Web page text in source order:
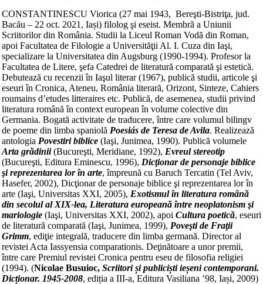
CONSTANTINESCU Viorica (27 mai 1943, Bereşti-Bistriţa, jud.
Bacău – 22 oct. 2021, Iași) filolog şi eseist. Membră a Uniunii
Scriitorilor din România. Studii la Liceul Roman Vodă din Roman,
apoi Facultatea de Filologie a Universităţii Al. I. Cuza din Iaşi,
specializare la Universitatea din Augsburg (1990-1994). Profesor la
Facultatea de Litere, şefa Catedrei de literatură comparată şi estetică.
Debutează cu recenzii în Iaşul literar (1967), publică studii, articole şi
eseuri în Cronica, Ateneu, România literară, Orizont, Sinteze, Cahiers
roumains d’etudes litteraires etc. Publică, de asemenea, studii privind
literatura română în context european în volume colective din
Germania. Bogată activitate de traducere, între care volumul bilingv
de poeme din limba spaniolă Poesiás de Teresa de Avila. Realizează
antologia Povestiri biblice (Iaşi, Junimea, 1990). Publică volumele
Arta grădinii(Bucureşti, Meridiane, 1992), Evreul stereotip
(Bucureşti, Editura Eminescu, 1996), Dicţionar de personaje biblice
şi reprezentarea lor în arte, împreună cu Baruch Tercatin (Tel Aviv,
Hasefer, 2002), Dicţionar de personaje biblice şi reprezentarea lor în
arte (Iaşi, Universitas XXI, 2005), Exotismul în literatura română
din secolul al XIX-lea, Literatura europeană între neoplatonism şi
mariologie (Iaşi, Universitas XXI, 2002), apoi Cultura poetică, eseuri
de literatură comparată (Iaşi, Junimea, 1999), Poveşti de Fraţii
Grimm, ediţie integrală, traducere din limba germană. Director al
revistei Acta Iassyensia comparationis. Deţinătoare a unor premii,
între care Premiul revistei Cronica pentru eseu de filosofia religiei
(1994). (Nicolae Busuioc, Scriitori și publiciști ieșeni contemporani.
Dicționar. 1945-2008, ediția a III-a, Editura Vasiliana ’98, Iași, 2009)